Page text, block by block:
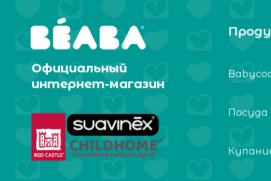
Официальный
интернет-магазин
Посуда